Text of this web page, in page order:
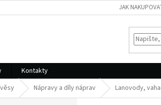
JAK
Kontakty
Nápravy a díly náprav Lanovody,